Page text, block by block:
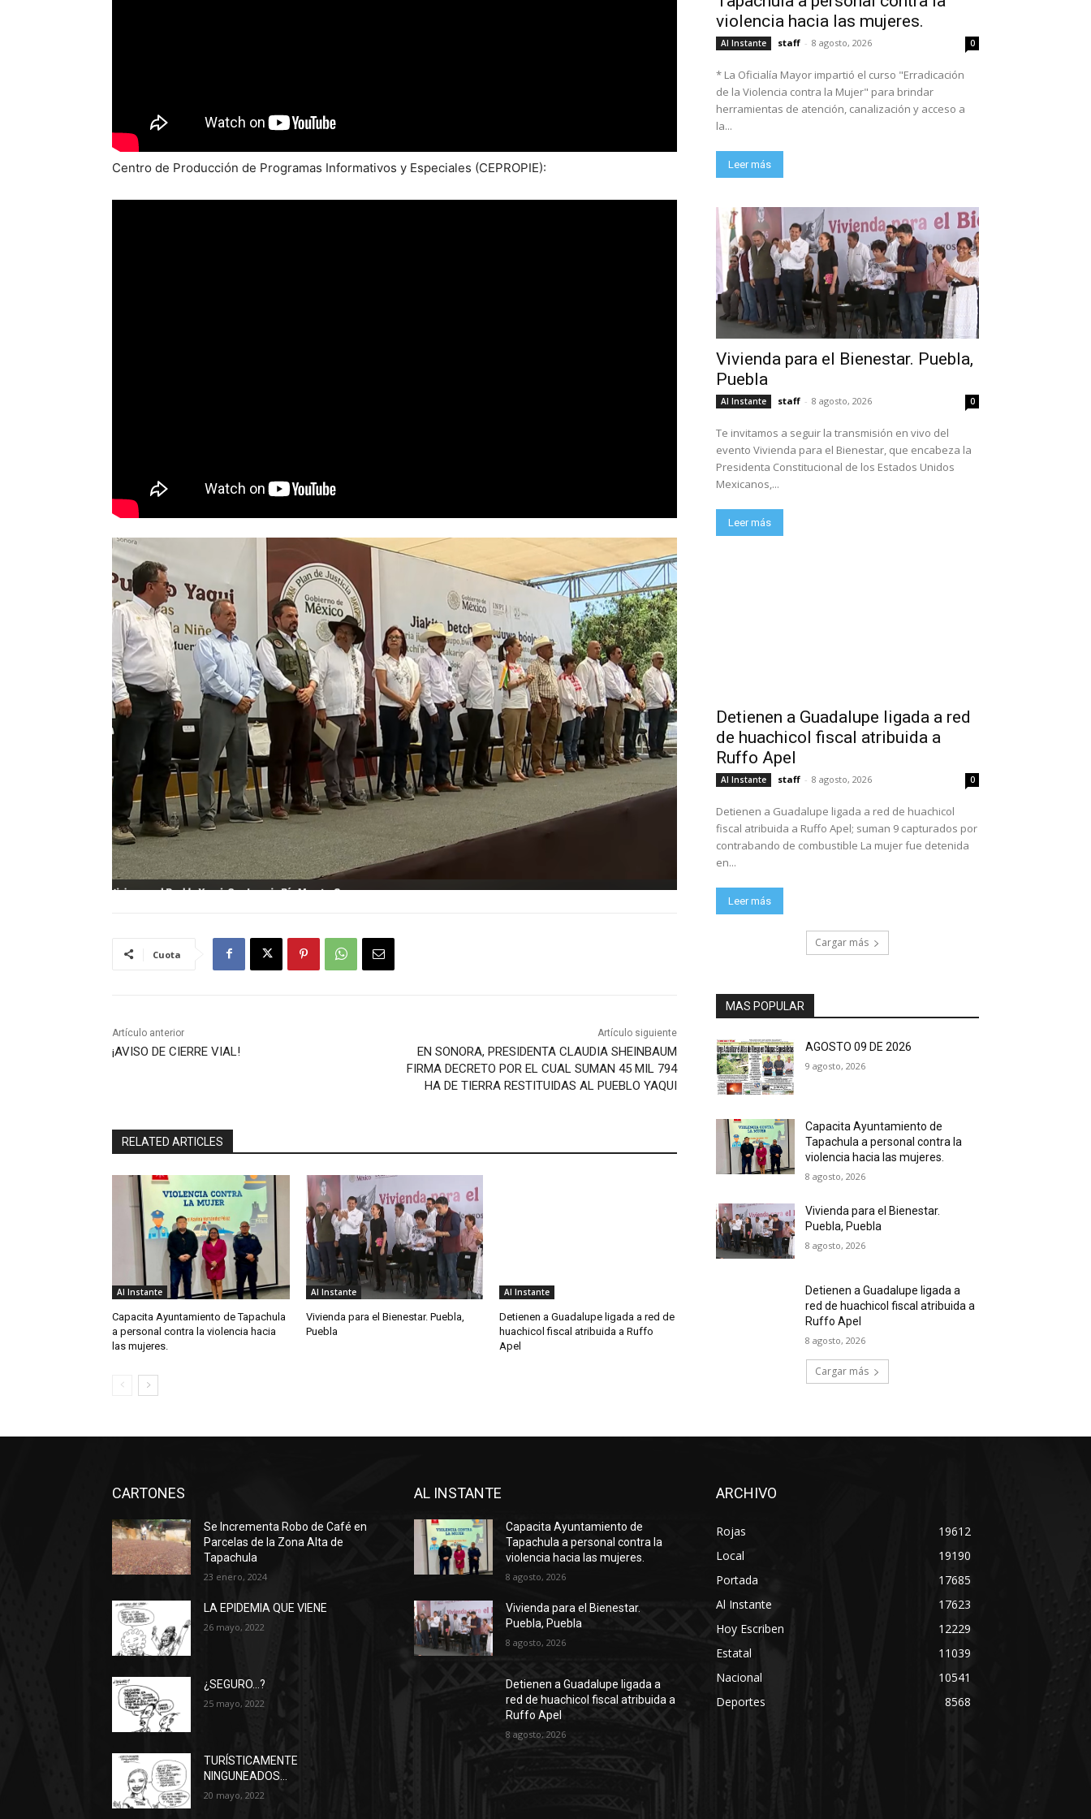
Centro de Producción de Programas Informativos y Especiales (CEPROPIE):
Cuota
Artículo anterior
¡AVISO DE CIERRE VIAL!
Artículo siguiente
EN SONORA, PRESIDENTA CLAUDIA SHEINBAUM
FIRMA DECRETO POR EL CUAL SUMAN 45 MIL 794
HA DE TIERRA RESTITUIDAS AL PUEBLO YAQUI
RELATED ARTICLES
Al Instante
Capacita Ayuntamiento de Tapachula
a personal contra la violencia hacia
las mujeres.
Al Instante
Vivienda para el Bienestar. Puebla,
Puebla
Al Instante
Detienen a Guadalupe ligada a red de
huachicol fiscal atribuida a Ruffo
Apel
violencia hacia las mujeres.
Al Instante staff - 8 agosto, 2026 0
* La Oficialía Mayor impartió el curso "Erradicación
de la Violencia contra la Mujer" para brindar
herramientas de atención, canalización y acceso a
la...
Leer más
Vivienda para el Bienestar. Puebla,
Puebla
Al Instante staff - 8 agosto, 2026 0
Te invitamos a seguir la transmisión en vivo del
evento Vivienda para el Bienestar, que encabeza la
Presidenta Constitucional de los Estados Unidos
Mexicanos,...
Leer más
Detienen a Guadalupe ligada a red
de huachicol fiscal atribuida a
Ruffo Apel
Al Instante staff - 8 agosto, 2026 0
Detienen a Guadalupe ligada a red de huachicol
fiscal atribuida a Ruffo Apel; suman 9 capturados por
contrabando de combustible La mujer fue detenida
en...
Leer más
Cargar más
MAS POPULAR
AGOSTO 09 DE 2026
9 agosto, 2026
Capacita Ayuntamiento de
Tapachula a personal contra la
violencia hacia las mujeres.
8 agosto, 2026
Vivienda para el Bienestar.
Puebla, Puebla
8 agosto, 2026
Detienen a Guadalupe ligada a
red de huachicol fiscal atribuida a
Ruffo Apel
8 agosto, 2026
Cargar más
CARTONES
Se Incrementa Robo de Café en
Parcelas de la Zona Alta de
Tapachula
23 enero, 2024
LA EPIDEMIA QUE VIENE
26 mayo, 2022
¿SEGURO…?
25 mayo, 2022
TURÍSTICAMENTE
NINGUNEADOS…
20 mayo, 2022
AL INSTANTE
Capacita Ayuntamiento de
Tapachula a personal contra la
violencia hacia las mujeres.
8 agosto, 2026
Vivienda para el Bienestar.
Puebla, Puebla
8 agosto, 2026
Detienen a Guadalupe ligada a
red de huachicol fiscal atribuida a
Ruffo Apel
8 agosto, 2026
ARCHIVO
Rojas
19612
Local
19190
Portada
17685
Al Instante
17623
Hoy Escriben
12229
Estatal
11039
Nacional
10541
Deportes
8568